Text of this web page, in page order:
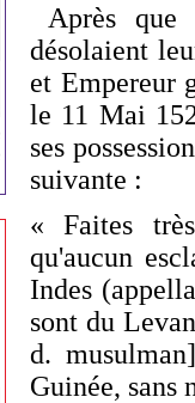
Après que
désolaient
et Empereur
le 11 Mai
ses
suivante :
« Faites
qu'aucun
Indes
sont du
d.
Guinée, sans